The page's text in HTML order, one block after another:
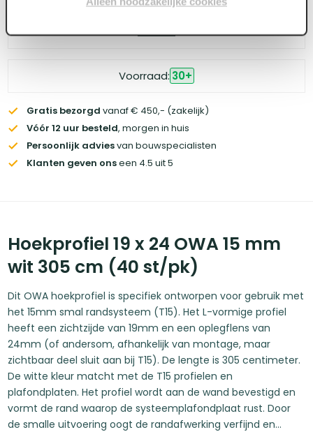
account
Voorraad: 30+
Gratis bezorgd vanaf € 450,- (zakelijk)
Vóór 12 uur besteld, morgen in huis
Persoonlijk adviesvan bouwspecialisten
Klanten geven onseen 4.5 uit 5
Hoekprofiel 19 x 24 OWA 15 mm
wit 305 cm (40 st/pk)
Dit OWA hoekprofiel is specifiek ontworpen voor gebruik met
het 15mm smal randsysteem (T15). Het L-vormige profiel
heeft een zichtzijde van 19mm en een oplegflens van
24mm (of andersom, afhankelijk van montage, maar
zichtbaar deel sluit aan bij T15). De lengte is 305 centimeter.
De witte kleur matcht met de T15 profielen en
plafondplaten. Het profiel wordt aan de wand bevestigd en
vormt de rand waarop de systeemplafondplaat rust. Door
de smalle uitvoering oogt de randafwerking verfijnd en